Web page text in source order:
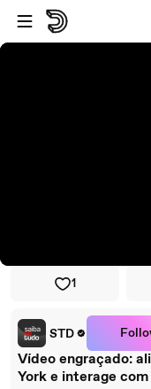
Skip to player
Skip to main content
1
STD
Vídeo engraçado:
York e interage